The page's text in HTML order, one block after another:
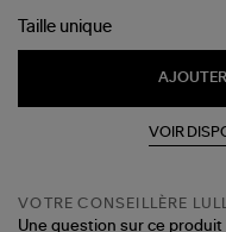
Cuir
Taille unique
VOIR
VOTRE CONSEILLÈRE
Une question sur ce produit